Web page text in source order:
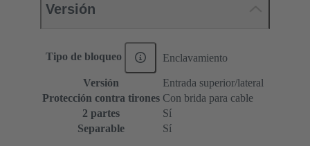
Versión
Tipo de bloqueo Enclavamiento
Versión
Entrada superior/lateral
Protección contra tirones Con brida para cable
2 partes
Sí
Separable
Sí